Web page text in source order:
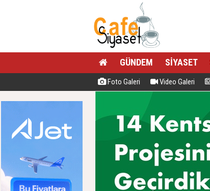
GÜNDEM SİYASET
Foto Galeri Video Galeri